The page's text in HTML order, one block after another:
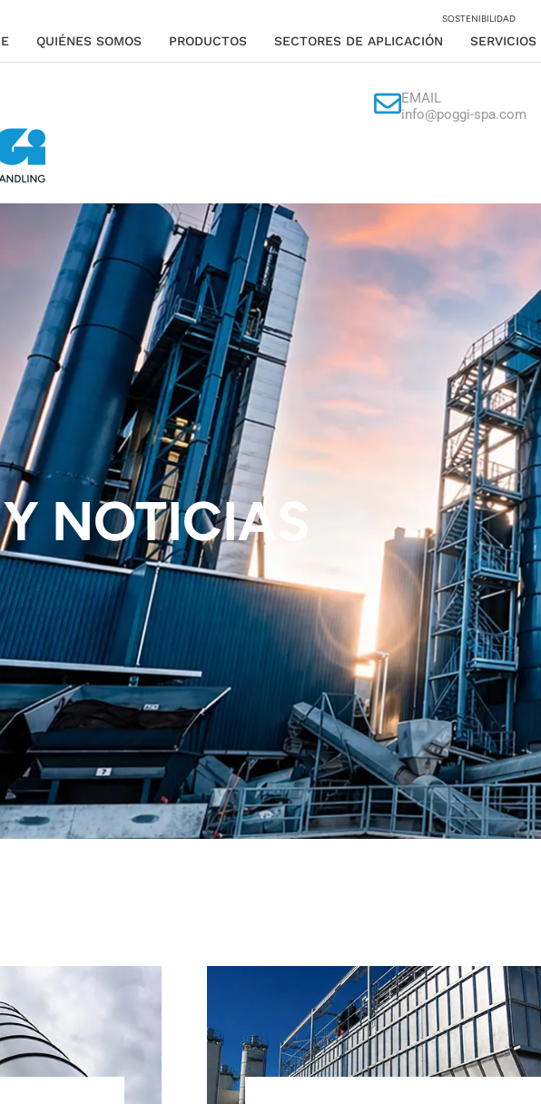
SOSTENIBILIDAD
QUIÉNES SOMOS PRODUCTOS SECTORES DE APLICACIÓN
EMAIL
info@poggi-spa.com
NOTICIAS